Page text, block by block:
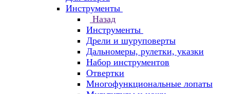
Инструменты
Назад
Инструменты
Дрели и шуруповерты
Дальномеры, рулетки, указки
Набор инструментов
Отвертки
Многофункциональные лопаты